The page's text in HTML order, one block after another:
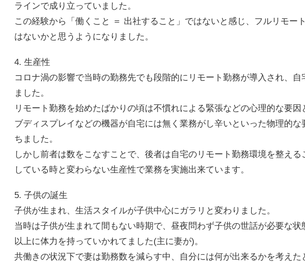
ラインで成り立っていました。
この経験から「働くこと ＝ 出社すること」ではないと感じ、フルリモー
はないかと思うようになりました。
4. 生産性
コロナ渦の影響で当時の勤務先でも段階的にリモート勤務が導入され、自
ました。
リモート勤務を始めたばかりの頃は不慣れによる緊張などの心理的な要
ブディスプレイなどの機器が自宅には無く業務がし辛いといった物理的
ちました。
しかし前者は数をこなすことで、後者は自宅のリモート勤務環境を整え
している時と変わらない生産性で業務を実施出来ています。
5. 子供の誕生
子供が生まれ、生活スタイルが子供中心にガラリと変わりました。
当時は子供が生まれて間もない時期で、昼夜問わず子供の世話が必要な状
以上に体力を持っていかれてました(主に妻が)。
共働きの状況下で妻は勤務数を減らす中、自分には何が出来るかを考え